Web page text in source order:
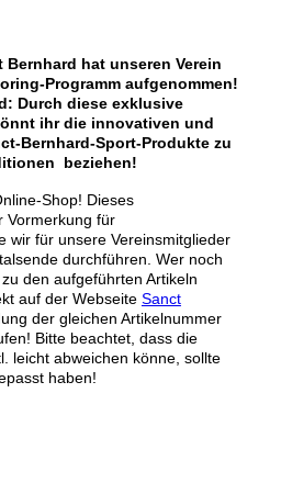
Bernhard hat unseren Verein
Programm aufgenommen!
Durch diese exklusive
ihr die innovativen und
Bernhard-Sport-Produkte zu
beziehen!
Shop! Dieses
Vormerkung für
wir für unsere Vereinsmitglieder
durchführen. Wer noch
den aufgeführten Artikeln
auf der Webseite Sanct
der gleichen Artikelnummer
Bitte beachtet, dass die
leicht abweichen könne, sollte
haben!